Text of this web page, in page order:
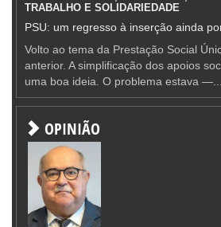
TRABALHO E SOLIDARIEDADE
PSU: um regresso à inserção ainda
Volto ao tema da Prestação Social
anterior. A simplificação dos apoios
uma boa ideia. O problema estava —...
OPINIÃO